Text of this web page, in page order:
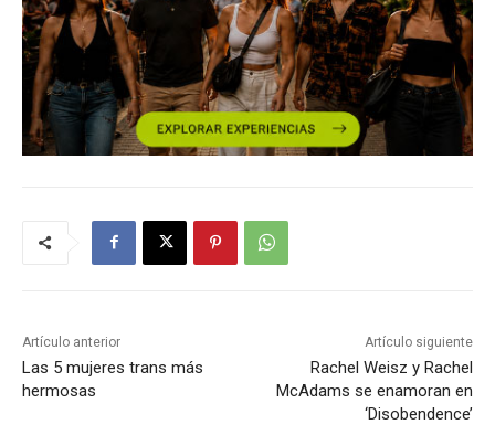
Artículo anterior
Las 5 mujeres trans más
hermosas
Artículo siguiente
Rachel Weisz y Rachel
McAdams se enamoran en
‘Disobendence’